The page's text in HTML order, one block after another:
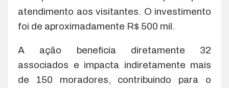
atendimento aos visitantes. O investimento
foi de aproximadamente R$ 500 mil.
A ação beneficia diretamente 32
associados e impacta indiretamente mais
de 150 moradores, contribuindo para o